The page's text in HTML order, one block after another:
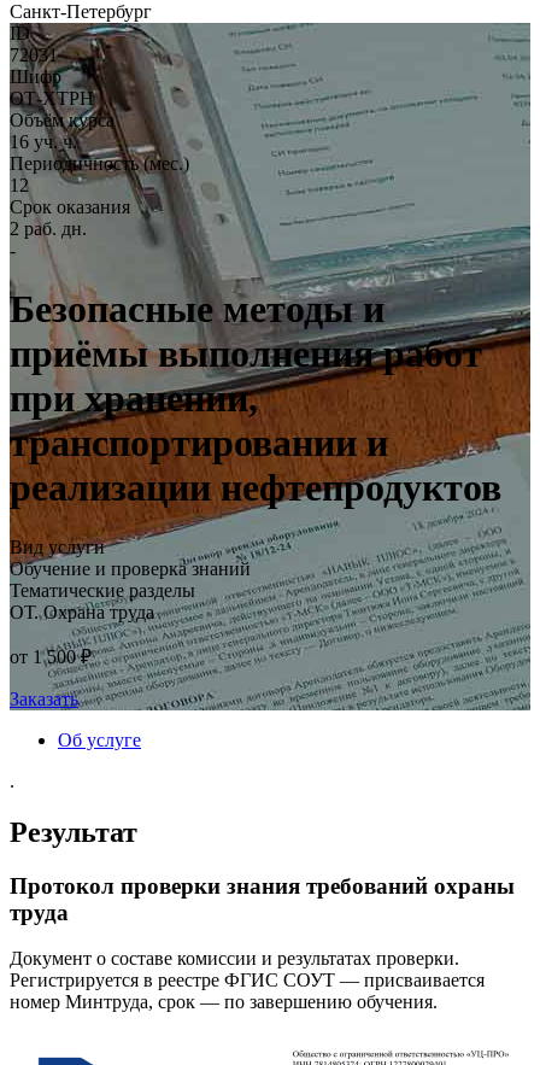
Санкт-Петербург
ID
72031
Шифр
ОТ-ХТРН
Объём курса
16 уч. ч.
Периодичность (мес.)
12
Срок оказания
2 раб. дн.
-
Безопасные методы и
приёмы выполнения работ
при хранении,
транспортировании и
реализации нефтепродуктов
Вид услуги
Обучение и проверка знаний
Тематические разделы
ОТ. Охрана труда
от 1 500 ₽
Заказать
Об услуге
.
Результат
Протокол проверки знания требований охраны
труда
Документ о составе комиссии и результатах проверки.
Регистрируется в реестре ФГИС СОУТ — присваивается
номер Минтруда, срок — по завершению обучения.